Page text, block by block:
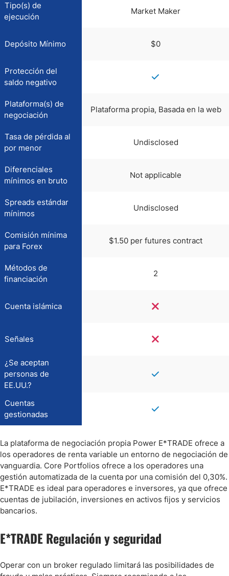
Tipo(s) de
ejecución
Market Maker
Depósito Mínimo $0
Protección del
saldo negativo
Plataforma(s) de
negociación
Plataforma propia, Basada en la web
Tasa de pérdida al
por menor
Undisclosed
Diferenciales
mínimos en bruto
Not applicable
Spreads estándar
mínimos
Undisclosed
Comisión mínima
para Forex
$1.50 per futures contract
Métodos de
financiación
2
Cuenta islámica
Señales
¿Se aceptan
personas de
EE.UU.?
Cuentas
gestionadas
La plataforma de negociación propia Power E*TRADE ofrece a
los operadores de renta variable un entorno de negociación de
vanguardia. Core Portfolios ofrece a los operadores una
gestión automatizada de la cuenta por una comisión del 0,30%.
E*TRADE es ideal para operadores e inversores, ya que ofrece
cuentas de jubilación, inversiones en activos fijos y servicios
bancarios.
E*TRADE Regulación y seguridad
Operar con un broker regulado limitará las posibilidades de